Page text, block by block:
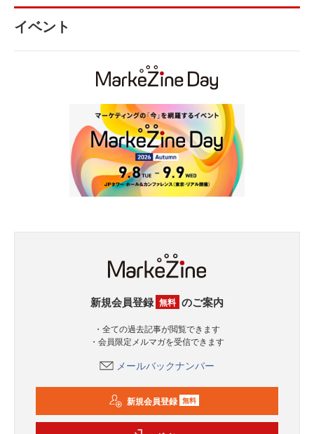
イベント
新規会員登録 無料 のご案内
・全ての過去記事が閲覧できます
・会員限定メルマガを受信できます
メールバックナンバー
新規会員登録 無料